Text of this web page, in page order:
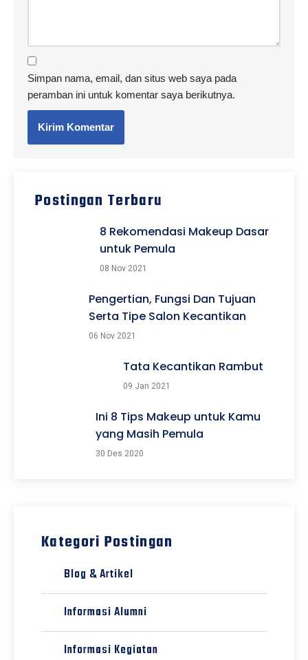
Simpan nama, email, dan situs web saya pada
peramban ini untuk komentar saya berikutnya.
Postingan Terbaru
8 Rekomendasi Makeup Dasar
untuk Pemula
08 Nov 2021
Pengertian, Fungsi Dan Tujuan
Serta Tipe Salon Kecantikan
06 Nov 2021
Tata Kecantikan Rambut
09 Jan 2021
Ini 8 Tips Makeup untuk Kamu
yang Masih Pemula
30 Des 2020
Kategori Postingan
Blog & Artikel
Informasi Alumni
Informasi Kegiatan